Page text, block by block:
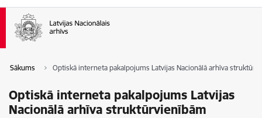
Sākums Optiskā interneta pakalpojums Latvijas Nacionālā arhīva
Optiskā interneta pakalpojums Latvijas
Nacionālā arhīva struktūrvienībām